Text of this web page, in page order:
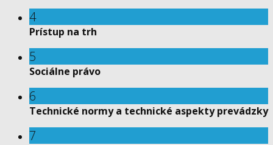
4
Prístup na trh
5
Sociálne právo
6
Technické normy a technické aspekty prevádzky
7